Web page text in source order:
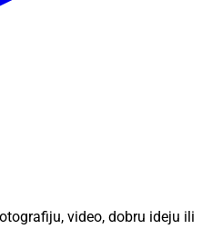
video, dobru ideju ili